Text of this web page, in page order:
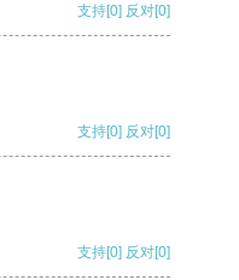
支持[0] 反对[0]
支持[0] 反对[0]
支持[0] 反对[0]